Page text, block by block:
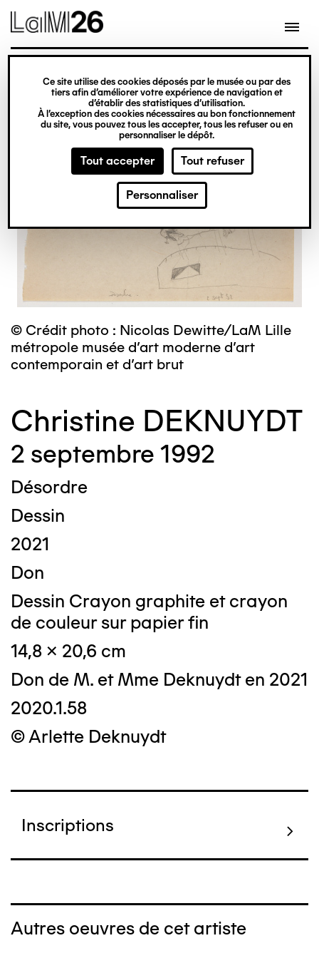
Gestion des cookies
Ce site utilise des cookies déposés par le musée ou par des
tiers afin d’améliorer votre expérience de navigation et
d’établir des statistiques d’utilisation.
À l’exception des cookies nécessaires au bon fonctionnement
du site, vous pouvez tous les accepter, tous les refuser ou en
personnaliser le dépôt.
Tout accepter Tout refuser
Personnaliser
contenu
© Crédit photo : Nicolas Dewitte/LaM Lille
métropole musée d’art moderne d’art
contemporain et d’art brut
Christine DEKNUYDT
2 septembre 1992
Désordre
Dessin
2021
Don
Dessin Crayon graphite et crayon
de couleur sur papier fin
14,8 x 20,6 cm
Don de M. et Mme Deknuydt en 2021
2020.1.58
© Arlette Deknuydt
Inscriptions
Autres oeuvres de cet artiste